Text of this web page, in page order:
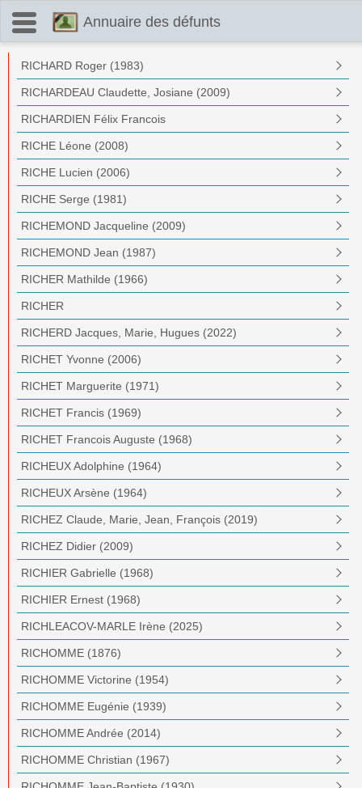
Annuaire des défunts
RICHARD Roger (1983)
RICHARDEAU Claudette, Josiane (2009)
RICHARDIEN Félix Francois
RICHE Léone (2008)
RICHE Lucien (2006)
RICHE Serge (1981)
RICHEMOND Jacqueline (2009)
RICHEMOND Jean (1987)
RICHER Mathilde (1966)
RICHER
RICHERD Jacques, Marie, Hugues (2022)
RICHET Yvonne (2006)
RICHET Marguerite (1971)
RICHET Francis (1969)
RICHET Francois Auguste (1968)
RICHEUX Adolphine (1964)
RICHEUX Arsène (1964)
RICHEZ Claude, Marie, Jean, François (2019)
RICHEZ Didier (2009)
RICHIER Gabrielle (1968)
RICHIER Ernest (1968)
RICHLEACOV-MARLE Irène (2025)
RICHOMME (1876)
RICHOMME Victorine (1954)
RICHOMME Eugénie (1939)
RICHOMME Andrée (2014)
RICHOMME Christian (1967)